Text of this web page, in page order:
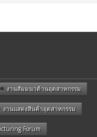
งานสัมมนาด้านอุตสาหกรรม
งานแสดงสินค้าอุตสาหกรรม
Forum